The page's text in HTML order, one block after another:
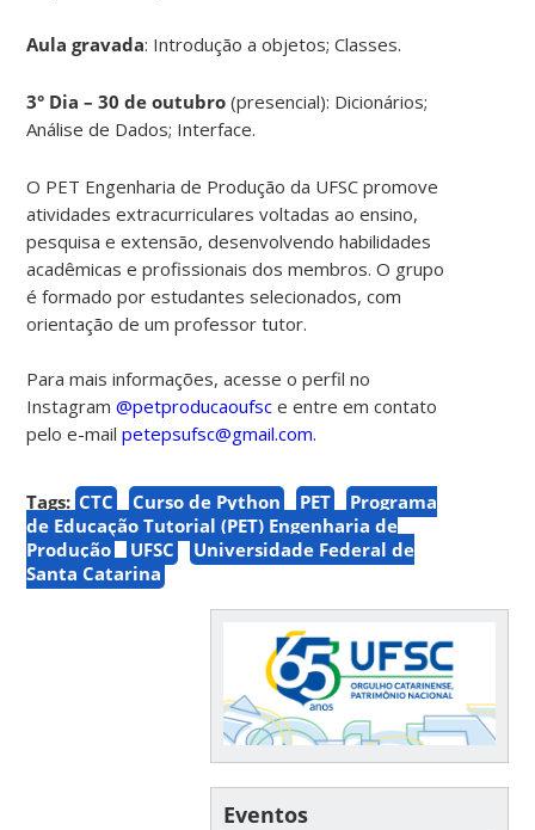
Aula gravada: Introdução a objetos; Classes.
3° Dia – 30 de outubro (presencial): Dicionários;
Análise de Dados; Interface.
O PET Engenharia de Produção da UFSC promove
atividades extracurriculares voltadas ao ensino,
pesquisa e extensão, desenvolvendo habilidades
acadêmicas e profissionais dos membros. O grupo
é formado por estudantes selecionados, com
orientação de um professor tutor.
Para mais informações, acesse o perfil no
Instagram@petproducaoufsc e entre em contato
pelo e-mailpetepsufsc@gmail.com.
Tags: CTC Curso de Python PET
Programa
de Educação Tutorial (PET) Engenharia de
Produção
UFSC
Universidade Federal de
Santa Catarina
Eventos